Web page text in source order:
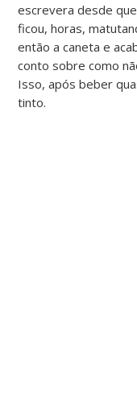
escrevera desde
ficou, horas,
então a caneta e
conto sobre como
Isso, após beber
tinto.